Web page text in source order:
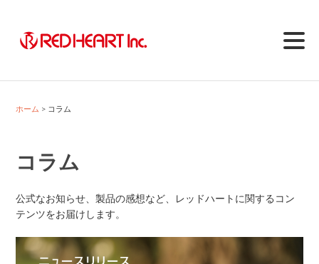
content
ホーム コラム
コラム
公式なお知らせ、製品の感想など、レッドハートに関するコン
テンツをお届けします。